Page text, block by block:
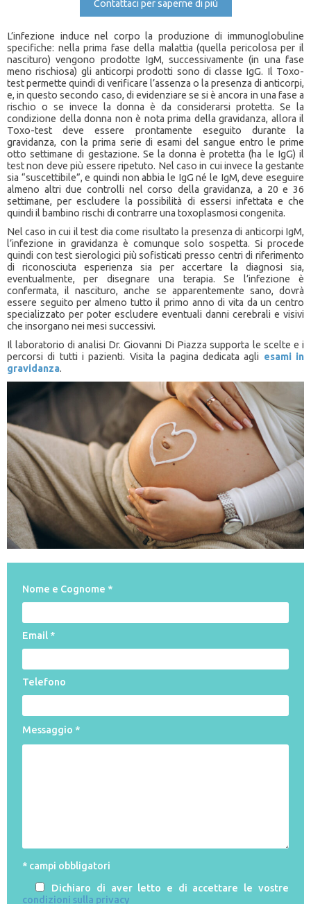
Contattaci per saperne di più
L’infezione induce nel corpo la produzione di immunoglobuline
specifiche: nella prima fase della malattia (quella pericolosa per il
nascituro) vengono prodotte IgM, successivamente (in una fase
meno rischiosa) gli anticorpi prodotti sono di classe IgG. Il Toxo-
test permette quindi di verificare l’assenza o la presenza di anticorpi,
e, in questo secondo caso, di evidenziare se si è ancora in una fase a
rischio o se invece la donna è da considerarsi protetta. Se la
condizione della donna non è nota prima della gravidanza, allora il
Toxo-test deve essere prontamente eseguito durante la
gravidanza, con la prima serie di esami del sangue entro le prime
otto settimane di gestazione. Se la donna è protetta (ha le IgG) il
test non deve più essere ripetuto. Nel caso in cui invece la gestante
sia “suscettibile”, e quindi non abbia le IgG né le IgM, deve eseguire
almeno altri due controlli nel corso della gravidanza, a 20 e 36
settimane, per escludere la possibilità di essersi infettata e che
quindi il bambino rischi di contrarre una toxoplasmosi congenita.
Nel caso in cui il test dia come risultato la presenza di anticorpi IgM,
l’infezione in gravidanza è comunque solo sospetta. Si procede
quindi con test sierologici più sofisticati presso centri di riferimento
di riconosciuta esperienza sia per accertare la diagnosi sia,
eventualmente, per disegnare una terapia. Se l’infezione è
confermata, il nascituro, anche se apparentemente sano, dovrà
essere seguito per almeno tutto il primo anno di vita da un centro
specializzato per poter escludere eventuali danni cerebrali e visivi
che insorgano nei mesi successivi.
Il laboratorio di analisi Dr. Giovanni Di Piazza supporta le scelte e i
percorsi di tutti i pazienti. Visita la pagina dedicata agli esami in
gravidanza.
Nome e Cognome *
Email *
Telefono
Messaggio *
* campi obbligatori
Dichiaro di aver letto e di accettare le vostre
condizioni sulla privacy